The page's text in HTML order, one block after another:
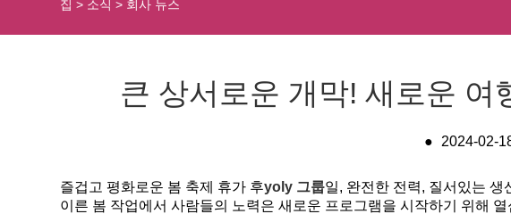
집 > 소식 > 회사 뉴스
큰 상서로운 개막! 새로운 여
● 2024-02-
즐겁고 평화로운 봄 축제 휴가 후yoly 그룹일, 완전한 전력, 질서있는
이른 봄 작업에서 사람들의 노력은 새로운 프로그램을 시작하기 위해